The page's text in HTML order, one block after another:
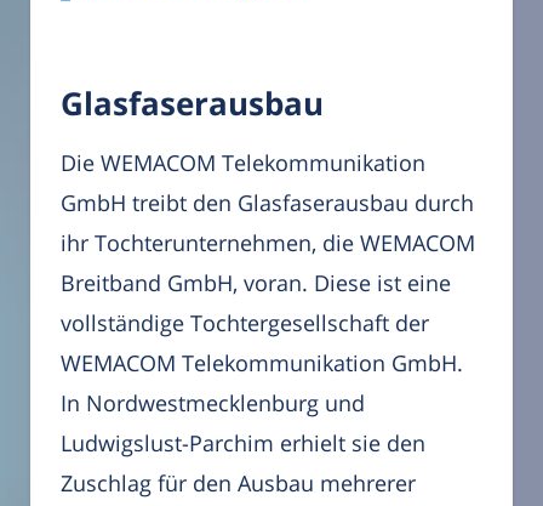
Glasfaserausbau
Die WEMACOM Telekommunikation
GmbH treibt den Glasfaserausbau durch
ihr Tochterunternehmen, die WEMACOM
Breitband GmbH, voran. Diese ist eine
vollständige Tochtergesellschaft der
WEMACOM Telekommunikation GmbH.
In Nordwestmecklenburg und
Ludwigslust-Parchim erhielt sie den
Zuschlag für den Ausbau mehrerer